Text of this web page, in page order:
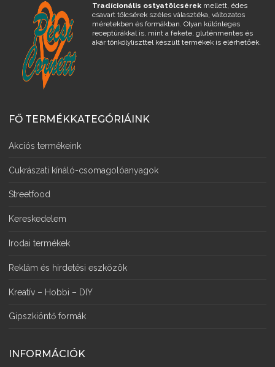
Tradícionális ostyatölcsérekmellett, édes
csavart tölcsérek széles választéka, változatos
méretekben és formákban. Olyan különleges
receptúrákkal is, mint a fekete, gluténmentes és
akár tönkölyliszttel készült termékek is elérhetőek.
FŐ TERMÉKKATEGÓRIÁINK
Akciós termékeink
Cukrászati kínáló-csomagolóanyagok
Streetfood
Kereskedelem
Irodai termékek
Reklám és hirdetési eszközök
Kreatív – Hobbi – DIY
Gipszkiöntő formák
INFORMÁCIÓK